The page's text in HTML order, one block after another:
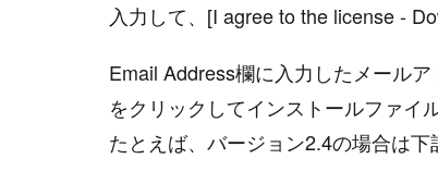
入力して、[I agree to the license -
Email Address欄に入力したメール
をクリックしてインストールファイ
たとえば、バージョン2.4の場合は下